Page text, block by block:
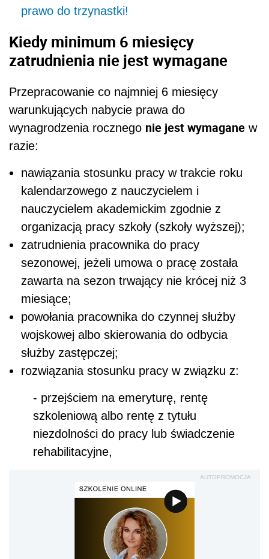
prawo do trzynastki!
Kiedy minimum 6 miesięcy
zatrudnienia nie jest wymagane
Przepracowanie co najmniej 6 miesięcy
warunkujących nabycie prawa do
wynagrodzenia rocznego nie jest wymagane w
razie:
nawiązania stosunku pracy w trakcie roku
kalendarzowego z nauczycielem i
nauczycielem akademickim zgodnie z
organizacją pracy szkoły (szkoły wyższej);
zatrudnienia pracownika do pracy
sezonowej, jeżeli umowa o pracę została
zawarta na sezon trwający nie krócej niż 3
miesiące;
powołania pracownika do czynnej służby
wojskowej albo skierowania do odbycia
służby zastępczej;
rozwiązania stosunku pracy w związku z:
- przejściem na emeryturę, rentę
szkoleniową albo rentę z tytułu
niezdolności do pracy lub świadczenie
rehabilitacyjne,
AUTOPROMOCJA